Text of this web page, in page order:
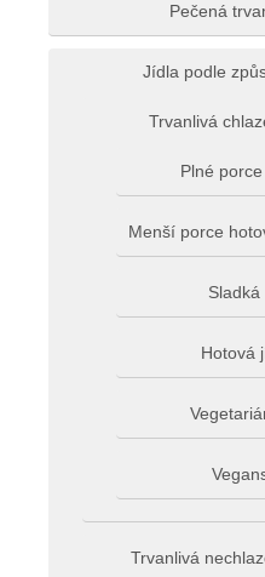
Pečená
Jídla podle
Trvanlivá
Plné
Menší porce
Hotová
Trvanlivá